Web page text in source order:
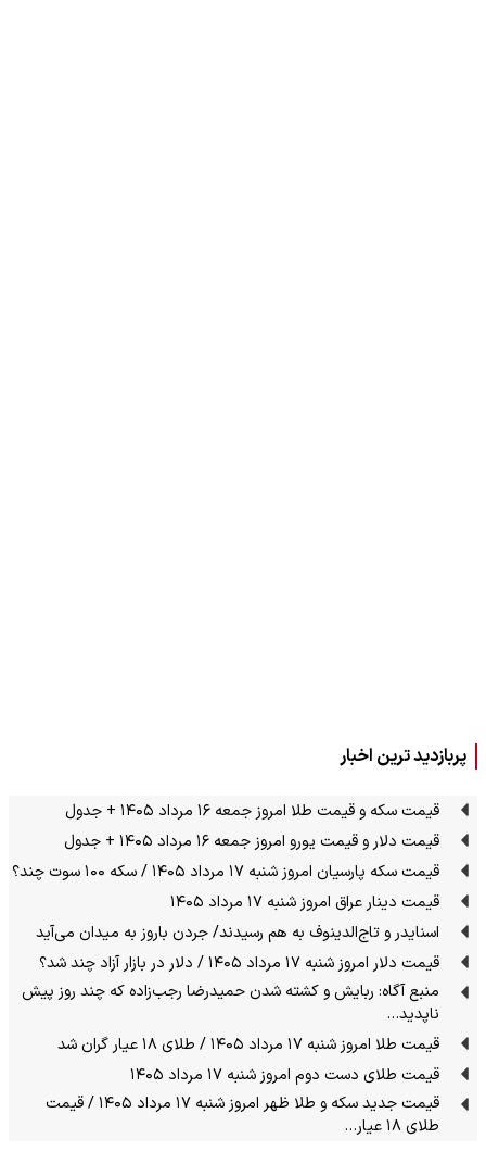
پربازدید ترین اخبار
قیمت سکه و قیمت طلا امروز جمعه ۱۶ مرداد ۱۴۰۵ + جدول
قیمت دلار و قیمت یورو امروز جمعه ۱۶ مرداد ۱۴۰۵ + جدول
قیمت سکه پارسیان امروز شنبه ۱۷ مرداد ۱۴۰۵ / سکه ۱۰۰ سوت چند؟
قیمت دینار عراق امروز شنبه ۱۷ مرداد ۱۴۰۵
اسنایدر و تاج‌الدینوف به هم رسیدند/ جردن باروز به میدان می‌آید
قیمت دلار امروز شنبه ۱۷ مرداد ۱۴۰۵ / دلار در بازار آزاد چند شد؟
منبع آگاه: ربایش و کشته شدن حمیدرضا رجب‌زاده که چند روز پیش
ناپدید…
قیمت طلا امروز شنبه ۱۷ مرداد ۱۴۰۵ / طلای ۱۸ عیار گران شد
قیمت طلای دست دوم امروز شنبه ۱۷ مرداد ۱۴۰۵
قیمت جدید سکه و طلا ظهر امروز شنبه ۱۷ مرداد ۱۴۰۵ / قیمت
طلای ۱۸ عیار…